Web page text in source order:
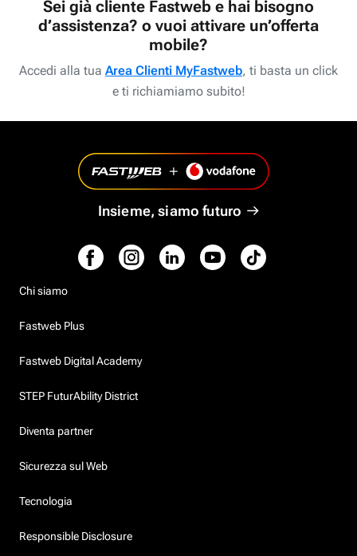
Sei già cliente Fastweb e hai bisogno
d’assistenza? o vuoi attivare un’offerta
mobile?
Accedi alla tua Area Clienti MyFastweb, ti basta un click
e ti richiamiamo subito!
Insieme, siamo futuro
Chi siamo
Fastweb Plus
Fastweb Digital Academy
STEP FuturAbility District
Diventa partner
Sicurezza sul Web
Tecnologia
Responsible Disclosure